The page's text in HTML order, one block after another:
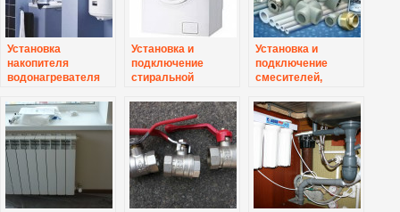
Установка
накопителя
водонагревателя
Установка и
подключение
стиральной
Установка и
подключение
смесителей,
термостата